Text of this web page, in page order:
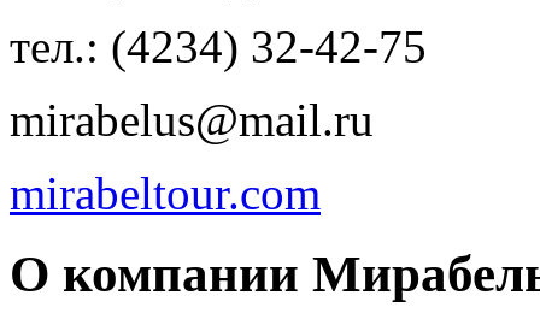
тел.: (4234) 32-42-75
mirabelus@mail.ru
mirabeltour.com
О компании